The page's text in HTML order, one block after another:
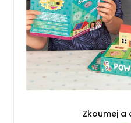
Zkoumej a